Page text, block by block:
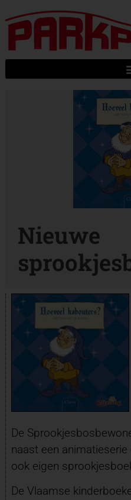
Nieuwe
De
naast een
ook eigen
De Vlaamse